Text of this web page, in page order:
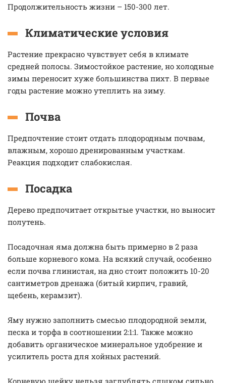
Продолжительность жизни – 150-300 лет.
Климатические условия
Растение прекрасно чувствует себя в климате
средней полосы. Зимостойкое растение, но холодные
зимы переносит хуже большинства пихт. В первые
годы растение можно утеплить на зиму.
Почва
Предпочтение стоит отдать плодородным почвам,
влажным, хорошо дренированным участкам.
Реакция подходит слабокислая.
Посадка
Дерево предпочитает открытые участки, но выносит
полутень.
Посадочная яма должна быть примерно в 2 раза
больше корневого кома. На всякий случай, особенно
если почва глинистая, на дно стоит положить 10-20
сантиметров дренажа (битый кирпич, гравий,
щебень, керамзит).
Яму нужно заполнить смесью плодородной земли,
песка и торфа в соотношении 2:1:1. Также можно
добавить органическое минеральное удобрение и
усилитель роста для хойных растений.
Корневую шейку нельзя заглублять слшком сильно.